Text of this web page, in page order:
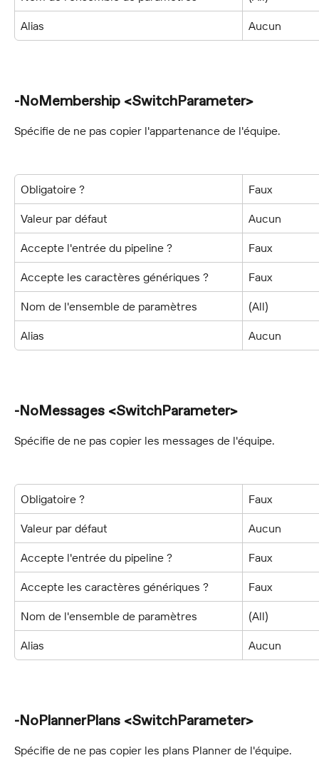
Alias Aucun
-NoMembership <SwitchParameter>
Spécifie de ne pas copier l'appartenance de l'équipe.
Obligatoire ? Faux
Valeur par défaut Aucun
Accepte l'entrée du pipeline ? Faux
Accepte les caractères génériques ? Faux
Nom de l'ensemble de paramètres (All)
Alias Aucun
-NoMessages <SwitchParameter>
Spécifie de ne pas copier les messages de l'équipe.
Obligatoire ? Faux
Valeur par défaut Aucun
Accepte l'entrée du pipeline ? Faux
Accepte les caractères génériques ? Faux
Nom de l'ensemble de paramètres (All)
Alias Aucun
-NoPlannerPlans <SwitchParameter>
Spécifie de ne pas copier les plans Planner de l'équipe.